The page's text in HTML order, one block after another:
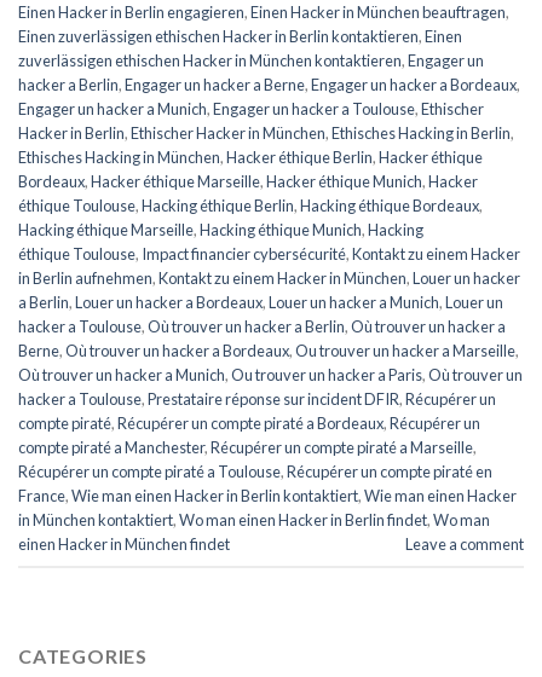
Einen Hacker in Berlin engagieren,Einen Hacker in München beauftragen,
Einen zuverlässigen ethischen Hacker in Berlin kontaktieren,Einen
zuverlässigen ethischen Hacker in München kontaktieren,Engager un
hacker a Berlin,Engager un hacker a Berne,Engager un hacker a Bordeaux,
Engager un hacker a Munich,Engager un hacker a Toulouse,Ethischer
Hacker in Berlin,Ethischer Hacker in München,Ethisches Hacking in Berlin,
Ethisches Hacking in München,Hacker éthique Berlin,Hacker éthique
Bordeaux,Hacker éthique Marseille,Hacker éthique Munich,Hacker
éthique Toulouse,Hacking éthique Berlin,Hacking éthique Bordeaux,
Hacking éthique Marseille,Hacking éthique Munich,Hacking
éthique Toulouse, Impact financier cybersécurité,Kontakt zu einem Hacker
in Berlin aufnehmen,Kontakt zu einem Hacker in München,Louer un hacker
a Berlin,Louer un hacker a Bordeaux,Louer un hacker a Munich,Louer un
hacker a Toulouse,Où trouver un hacker a Berlin,Où trouver un hacker a
Berne,Où trouver un hacker a Bordeaux,Ou trouver un hacker a Marseille,
Où trouver un hacker a Munich,Ou trouver un hacker a Paris,Où trouver un
hacker a Toulouse,Prestataire réponse sur incident DFIR,Récupérer un
compte piraté,Récupérer un compte piraté a Bordeaux,Récupérer un
compte piraté a Manchester,Récupérer un compte piraté a Marseille,
Récupérer un compte piraté a Toulouse,Récupérer un compte piraté en
France,Wie man einen Hacker in Berlin kontaktiert,Wie man einen Hacker
in München kontaktiert,Wo man einen Hacker in Berlin findet,Wo man
einen Hacker in München findet
Leave a comment
CATEGORIES